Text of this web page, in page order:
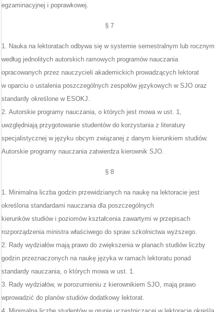
egzaminacyjnej i poprawkowej.
§ 7
1. Nauka na lektoratach odbywa się w systemie semestralnym lub rocznym
według jednolitych autorskich ramowych programów nauczania
opracowanych przez nauczycieli akademickich prowadzących lektorat
w oparciu o ustalenia poszczególnych zespołów językowych w SJO oraz
standardy określone w ESOKJ.
2. Autorskie programy nauczania, o których jest mowa w ust. 1,
uwzględniają przygotowanie studentów do korzystania z literatury
specjalistycznej w języku obcym związanej z danym kierunkiem studiów.
Autorskie programy nauczania zatwierdza kierownik SJO.
§ 8
1. Minimalna liczba godzin przewidzianych na naukę na lektoracie jest
określona standardami nauczania dla poszczególnych
kierunków studiów i poziomów kształcenia zawartymi w przepisach
rozporządzenia ministra właściwego do spraw szkolnictwa wyższego.
2. Rady wydziałów mają prawo do zwiększenia w planach studiów liczby
godzin przeznaczonych na naukę języka w ramach lektoratu ponad
standardy nauczania, o których mowa w ust. 1.
3. Rady wydziałów, w porozumieniu z kierownikiem SJO, mają prawo
wprowadzić do planów studiów dodatkowy lektorat.